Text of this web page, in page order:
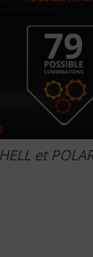
et